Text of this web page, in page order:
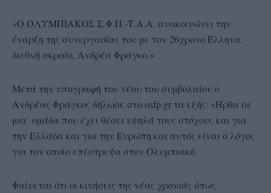
«Ο ΟΛΥΜΠΙΑΚΟΣ Σ.Φ.Π.-Τ.Α.Α. ανακοινώνει την
έναρξη της συνεργασίας του με τον 26χρονο Έλληνα
διεθνή ακραίο, Ανδρέα Φράγκο.»
Μετά την υπογραφή του νέου του συμβολαίου ο
Ανδρέας Φράγκος δήλωσε στο osfp.gr τα εξής: «Ήρθα σε
μια ομάδα που έχει θέσει υψηλά τους στόχους και για
την Ελλάδα και για την Ευρώπη και αυτός είναι ο λόγος
για τον οποίο επέστρεψα στον Ολυμπιακό.
Φαίνεται ότι οι κινήσεις της νέας χρονιάς όπως